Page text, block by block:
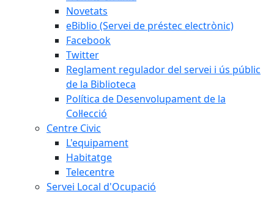
Novetats
eBiblio (Servei de préstec electrònic)
Facebook
Twitter
Reglament regulador del servei i ús públic
de la Biblioteca
Política de Desenvolupament de la
Col·lecció
Centre Civic
L'equipament
Habitatge
Telecentre
Servei Local d'Ocupació